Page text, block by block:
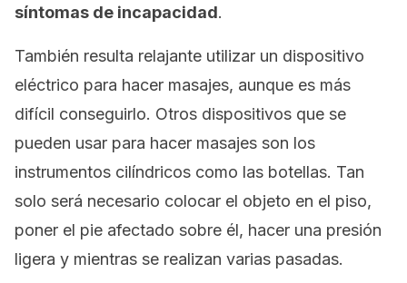
síntomas de incapacidad.
También resulta relajante utilizar un dispositivo
eléctrico para hacer masajes, aunque es más
difícil conseguirlo. Otros dispositivos que se
pueden usar para hacer masajes son los
instrumentos cilíndricos como las botellas. Tan
solo será necesario colocar el objeto en el piso,
poner el pie afectado sobre él, hacer una presión
ligera y mientras se realizan varias pasadas.